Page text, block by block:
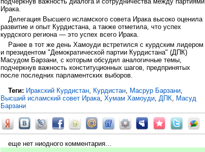
Ирака.
Делегация Высшего исламского совета Ирака высоко оценила
развитие и опыт Курдистана, а также отметила, что успех
курдского региона — это успех всего Ирака.
Ранее в тот же день Хамоуди встретился с курдским лидером
и президентом "Демократической партии Курдистана" (ДПК)
Масудом Барзани, с которым обсудил аналогичные темы,
подчеркнув важность конституционных шагов, предпринятых
после последних парламентских выборов.
Теги: Иракский Курдистан, Курдистан, Масрур Барзани,
Высший исламский совет Ирака, Хумам Хамоуди, ДПК, Масуд
Барзани
еще нет ниодного комментария...